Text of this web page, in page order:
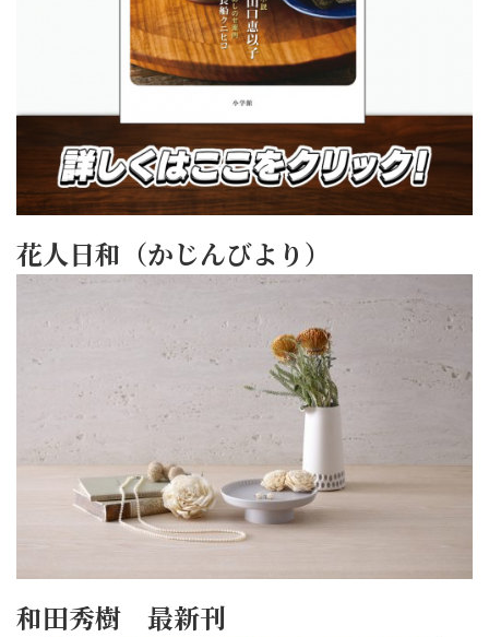
花人日和（かじんびより）
和田秀樹 最新刊